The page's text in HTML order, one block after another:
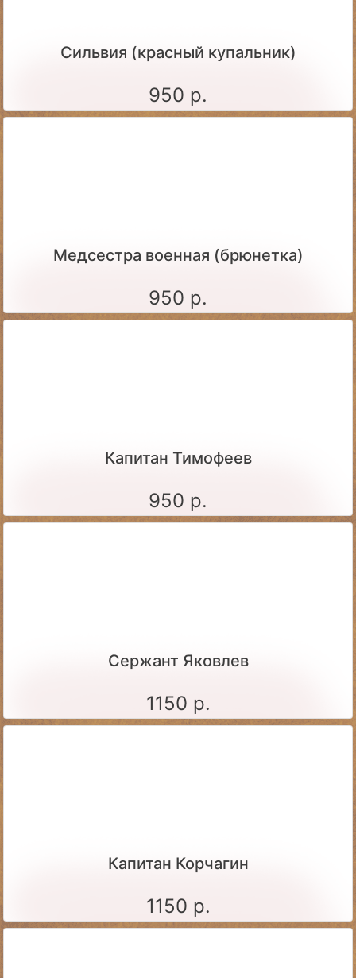
Сильвия (красный купальник)
950 р.
Медсестра военная (брюнетка)
950 р.
Капитан Тимофеев
950 р.
Сержант Яковлев
1150 р.
Капитан Корчагин
1150 р.